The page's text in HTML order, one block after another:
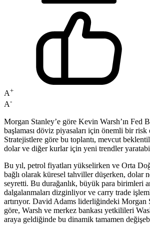
A+
A-
Morgan Stanley’e göre Kevin Warsh’ın Fed
başlaması döviz piyasaları için önemli bir risk
Stratejistlere göre bu toplantı, mevcut
dolar ve diğer kurlar için yeni trendler
Bu yıl, petrol fiyatları yükselirken ve Orta
bağlı olarak küresel tahviller düşerken, dolar
seyretti. Bu durağanlık, büyük para birimleri
dalgalanmaları dizginliyor ve carry trade
artırıyor. David Adams liderliğindeki Morgan
göre, Warsh ve merkez bankası yetkilileri
araya geldiğinde bu dinamik tamamen